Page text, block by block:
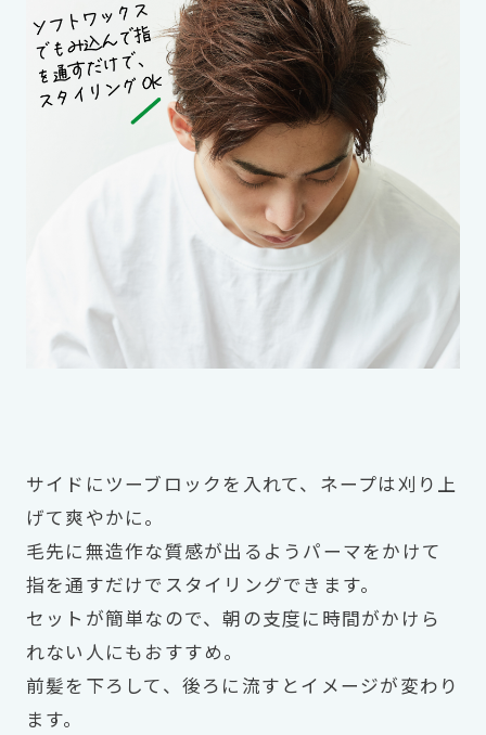
サイドにツーブロックを入れて、ネープは刈り上
げて爽やかに。
毛先に無造作な質感が出るようパーマをかけて
指を通すだけでスタイリングできます。
セットが簡単なので、朝の支度に時間がかけら
れない人にもおすすめ。
前髪を下ろして、後ろに流すとイメージが変わり
ます。